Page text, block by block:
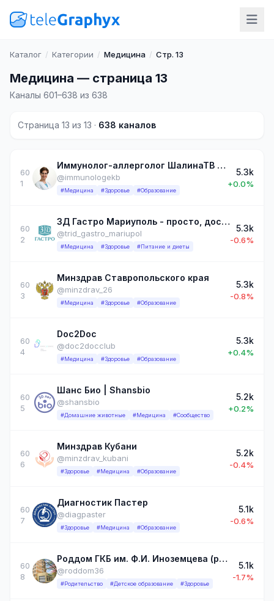
Каталог / Категории / Медицина / Стр. 13
Медицина — страница 13
Каналы 601–638 из 638
Страница 13 из 13 · 638 каналов
60
1
Иммунолог-аллерголог ШалинаТВ <Екб>
@immunologekb
#Медицина #Здоровье #Образование
5.3k
+0.0%
60
2
3Д Гастро Мариуполь - просто, доступно о проблемах пищеварения.
@trid_gastro_mariupol
#Медицина #Здоровье #Питание и диеты
5.3k
-0.6%
60
3
Минздрав Ставропольского края
@minzdrav_26
#Медицина #Здоровье #Образование
5.3k
-0.8%
60
4
Doc2Doc
@doc2docclub
#Медицина #Здоровье #Образование
5.3k
+0.4%
60
5
Шанс Био | Shansbio
@shansbio
#Домашние животные #Медицина #Сообщество
5.2k
+0.2%
60
6
Минздрав Кубани
@minzdrav_kubani
#Здоровье #Медицина #Образование
5.2k
-0.4%
60
7
Диагностик Пастер
@diagpaster
#Здоровье #Медицина #Образование
5.1k
-0.6%
60
8
Роддом ГКБ им. Ф.И. Иноземцева (ранее № 36, № 20)
@roddom36
#Родительство #Детское образование #Здоровье
5.1k
-1.7%